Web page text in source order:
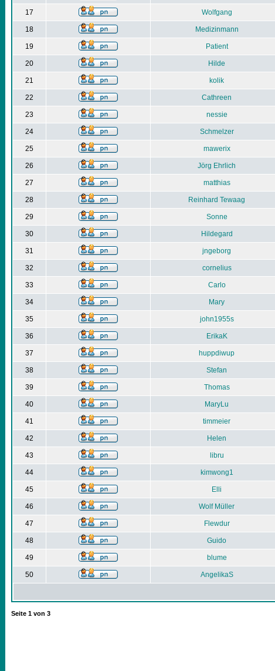
17 Wolfgang
18 Medizinmann
19 Patient
20 Hilde
21 kolik
22 Cathreen
23 nessie
24 Schmelzer
25 mawerix
26 Jörg Ehrlich
27 matthias
28 Reinhard Tewaag
29 Sonne
30 Hildegard
31 jngeborg
32 cornelius
33 Carlo
34 Mary
35 john1955s
36 ErikaK
37 huppdiwup
38 Stefan
39 Thomas
40 MaryLu
41 timmeier
42 Helen
43 libru
44 kimwong1
45 Elli
46 Wolf Müller
47 Flewdur
48 Guido
49 blume
50 AngelikaS
Seite 1 von 3